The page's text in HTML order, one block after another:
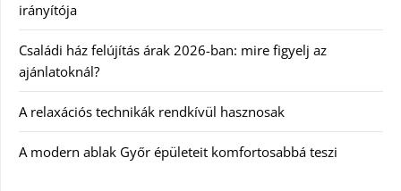
irányítója
Családi ház felújítás árak 2026-ban: mire figyelj az
ajánlatoknál?
A relaxációs technikák rendkívül hasznosak
A modern ablak Győr épületeit komfortosabbá teszi